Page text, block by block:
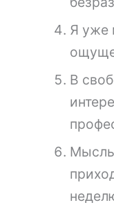
Я уже
В
Мысль